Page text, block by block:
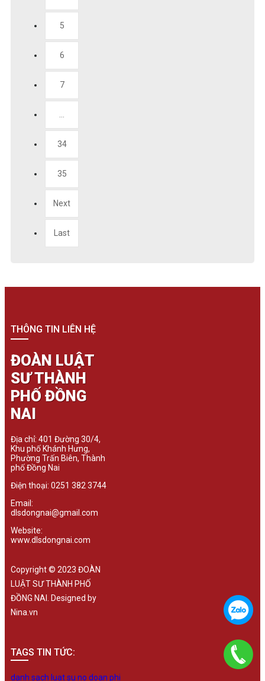
5
6
7
34
35
Next
Last
THÔNG TIN LIÊN HỆ
ĐOÀN LUẬT
SƯ THÀNH
PHỐ ĐỒNG
NAI
Địa chỉ: 401 Đường 30/4,
Khu phố Khánh Hưng,
Phường Trấn Biên, Thành
phố Đồng Nai
Điện thoại: 0251 382 3744
Email:
dlsdongnai@gmail.com
Website:
www.dlsdongnai.com
Copyright © 2023 ĐOÀN
LUẬT SƯ THÀNH PHỐ
ĐỒNG NAI. Designed by
Nina.vn
TAGS TIN TỨC:
danh sach luat su no doan phi